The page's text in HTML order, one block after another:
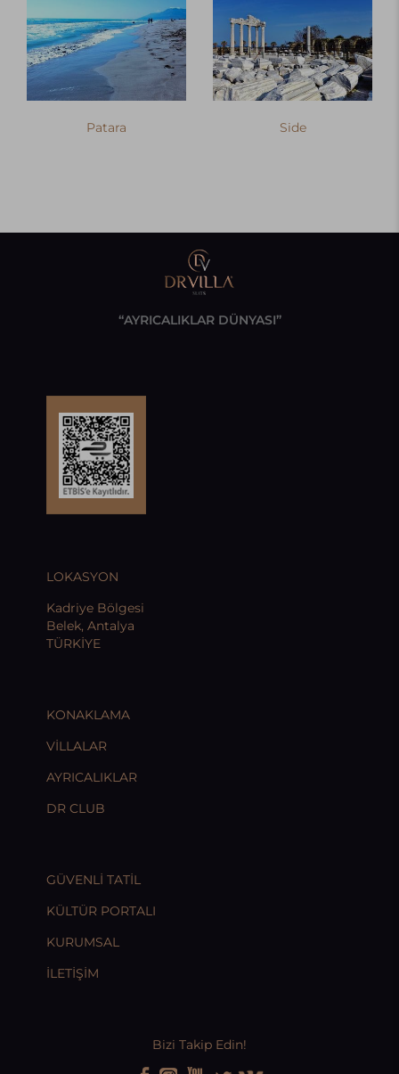
Patara Side
“AYRICALIKLAR DÜNYASI”
LOKASYON
Kadriye Bölgesi
Belek, Antalya
TÜRKİYE
KONAKLAMA
VİLLALAR
AYRICALIKLAR
DR CLUB
GÜVENLİ TATİL
KÜLTÜR PORTALI
KURUMSAL
İLETİŞİM
Bizi Takip Edin!